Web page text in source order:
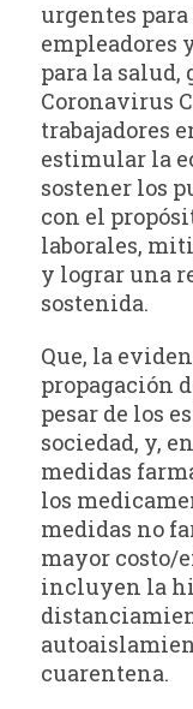
urgentes
empleadores
para la salud,
Coronavirus
trabajadores
estimular la
sostener los
con el
laborales,
y lograr una
sostenida.
Que, la
propagación
pesar de los
sociedad, y,
medidas
los
medidas no
mayor costo/
incluyen la
cuarentena.